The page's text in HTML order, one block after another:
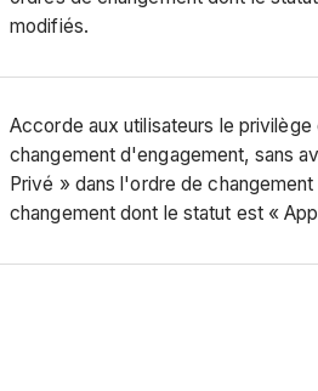
modifiés.
Accorde aux utilisateurs le
changement d'engagement, sans
Privé » dans l'ordre de
changement dont le statut est «